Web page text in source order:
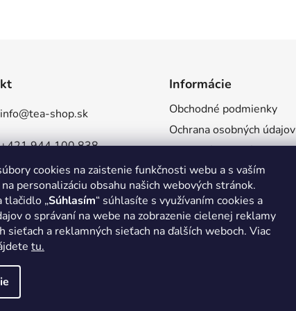
cookies na zaistenie funkčnosti webu a s vaším
personalizáciu obsahu našich webových stránok.
tlačidlo „Súhlasím“ súhlasíte s využívaním cookies a
o správaní na webe na zobrazenie cielenej reklamy
sieťach a reklamných sieťach na ďalších weboch. Viac
tu.
info@tea-shop.sk
+421 944 100 838
TeaShopSlovensko
tea_shop_sk
Informácie
Obchodné podmienky
Ochrana osobných údajov
Reklamácie a vrátenia
Doprava a platba
Veľkoobchod